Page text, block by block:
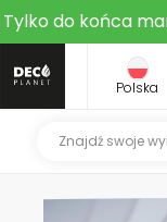
Tylko do końca
Polska